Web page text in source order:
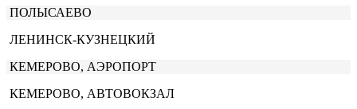
ПОЛЫСАЕВО
ЛЕНИНСК-КУЗНЕЦКИЙ
КЕМЕРОВО, АЭРОПОРТ
КЕМЕРОВО, АВТОВОКЗАЛ